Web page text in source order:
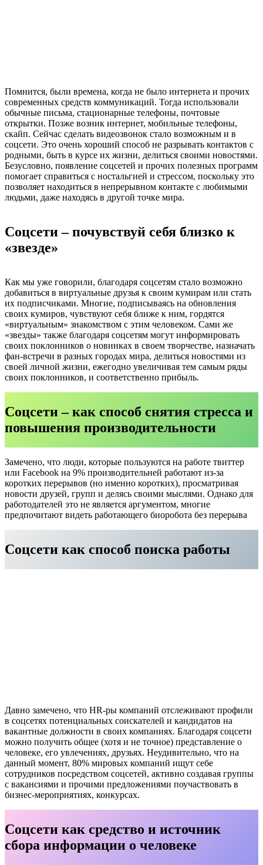
Помнится, были времена, когда не было интернета и прочих
современных средств коммуникаций. Тогда использовали
обычные письма, стационарные телефоны, почтовые
открытки. Позже возник интернет, мобильные телефоны,
скайп. Сейчас сделать видеозвонок стало возможным и в
соцсети. Это очень хороший способ не разрывать контактов с
родными, быть в курсе их жизни, делиться своими новостями.
Безусловно, появление соцсетей и прочих полезных программ
помогает справиться с ностальгией и стрессом, поскольку это
позволяет находиться в непрерывном контакте с любимыми
людьми, даже находясь в другой точке мира.
Соцсети – почувствуй себя близко к
«звезде»
Как мы уже говорили, благодаря соцсетям стало возможно
добавиться в виртуальные друзья к своим кумирам или стать
их подписчиками. Многие, подписываясь на обновления
своих кумиров, чувствуют себя ближе к ним, гордятся
«виртуальным» знакомством с этим человеком. Сами же
«звезды» также благодаря соцсетям могут информировать
своих поклонников о новинках в своем творчестве, назначать
фан-встречи в разных городах мира, делиться новостями из
своей личной жизни, ежегодно увеличивая тем самым ряды
своих поклонников, и соответственно прибыль.
Соцсети – как способ снятия стресса и
повышения производительности
Замечено, что люди, которые пользуются на работе твиттер
или Facebook на 9% производительней работают из-за
коротких перерывов (но именно коротких), просматривая
новости друзей, групп и делясь своими мыслями. Однако для
работодателей это не является аргументом, многие
предпочитают видеть работающего биоробота без перерыва
Соцсети как способ поиска работы
Давно замечено, что HR-ры компаний отслеживают профили
в соцсетях потенциальных соискателей и кандидатов на
вакантные должности в своих компаниях. Благодаря соцсети
можно получить общее (хотя и не точное) представление о
человеке, его увлечениях, друзьях. Неудивительно, что на
данный момент, 80% мировых компаний ищут себе
сотрудников посредством соцсетей, активно создавая группы
с вакансиями и прочими предложениями поучаствовать в
бизнес-мероприятиях, конкурсах.
Соцсети как средство и источник
сбора информации о человеке